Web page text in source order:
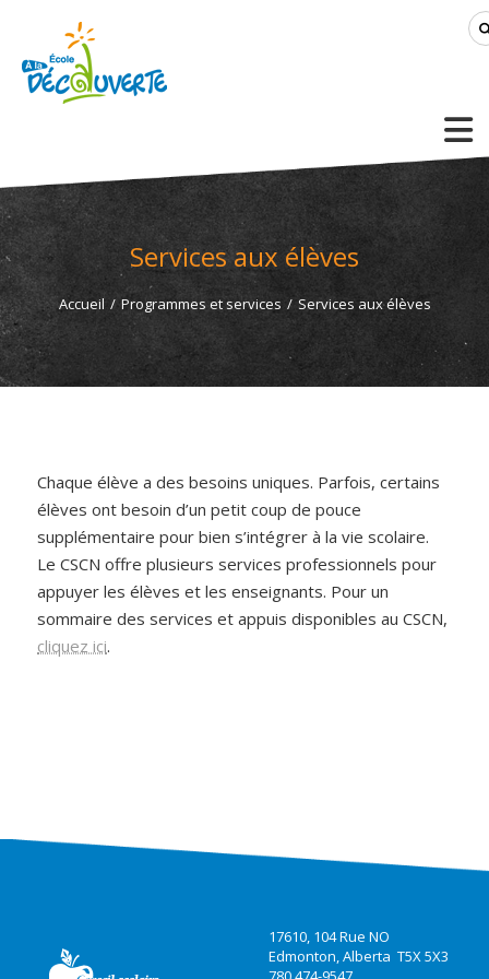
Services aux élèves
Accueil / Programmes et services / Services aux élèves
Chaque élève a des besoins uniques. Parfois, certains
élèves ont besoin d’un petit coup de pouce
supplémentaire pour bien s’intégrer à la vie scolaire.
Le CSCN offre plusieurs services professionnels pour
appuyer les élèves et les enseignants. Pour un
sommaire des services et appuis disponibles au CSCN,
cliquez ici.
17610, 104 Rue NO
Edmonton, Alberta T5X 5X3